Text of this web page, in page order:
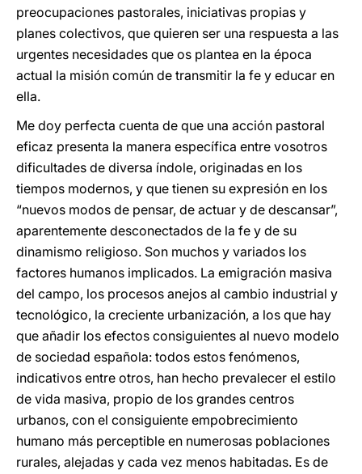
preocupaciones pastorales, iniciativas propias y
planes colectivos, que quieren ser una respuesta a las
urgentes necesidades que os plantea en la época
actual la misión común de transmitir la fe y educar en
ella.
Me doy perfecta cuenta de que una acción pastoral
eficaz presenta la manera específica entre vosotros
dificultades de diversa índole, originadas en los
tiempos modernos, y que tienen su expresión en los
“nuevos modos de pensar, de actuar y de descansar”,
aparentemente desconectados de la fe y de su
dinamismo religioso. Son muchos y variados los
factores humanos implicados. La emigración masiva
del campo, los procesos anejos al cambio industrial y
tecnológico, la creciente urbanización, a los que hay
que añadir los efectos consiguientes al nuevo modelo
de sociedad española: todos estos fenómenos,
indicativos entre otros, han hecho prevalecer el estilo
de vida masiva, propio de los grandes centros
urbanos, con el consiguiente empobrecimiento
humano más perceptible en numerosas poblaciones
rurales, alejadas y cada vez menos habitadas. Es de